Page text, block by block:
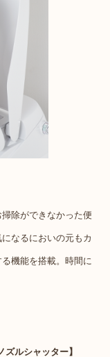
除ができなかった便
なるにおいの元もカ
機能を搭載。時間に
ズルシャッター】